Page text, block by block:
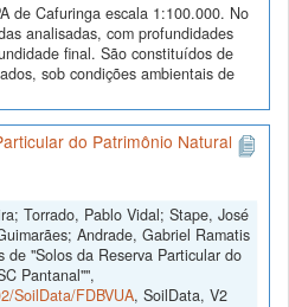
de Cafuringa escala 1:100.000. No
analisadas, com profundidades
final. São constituídos de
sob condições ambientais de
do Patrimônio Natural
Torrado, Pablo Vidal; Stape, José
Andrade, Gabriel Ramatis
de "Solos da Reserva Particular do
Pantanal"",
SoilData/FDBVUA, SoilData, V2